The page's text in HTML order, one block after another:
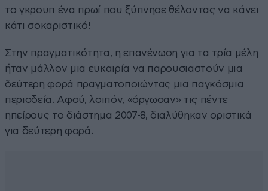
το γκρουπ ένα πρωί που ξύπνησε θέλοντας να κάνει
κάτι σοκαριστικό!
Στην πραγματικότητα, η επανένωση για τα τρία μέλη
ήταν μάλλον μια ευκαιρία να παρουσιαστούν μια
δεύτερη φορά πραγματοποιώντας μια παγκόσμια
περιοδεία. Αφού, λοιπόν, «όργωσαν» τις πέντε
ηπείρους το διάστημα 2007-8, διαλύθηκαν οριστικά
για δεύτερη φορά.